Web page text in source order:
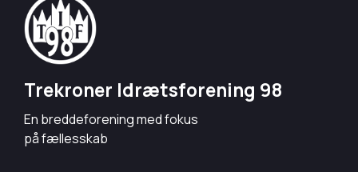
Trekroner Idrætsforening 98
En breddeforening med fokus
på fællesskab